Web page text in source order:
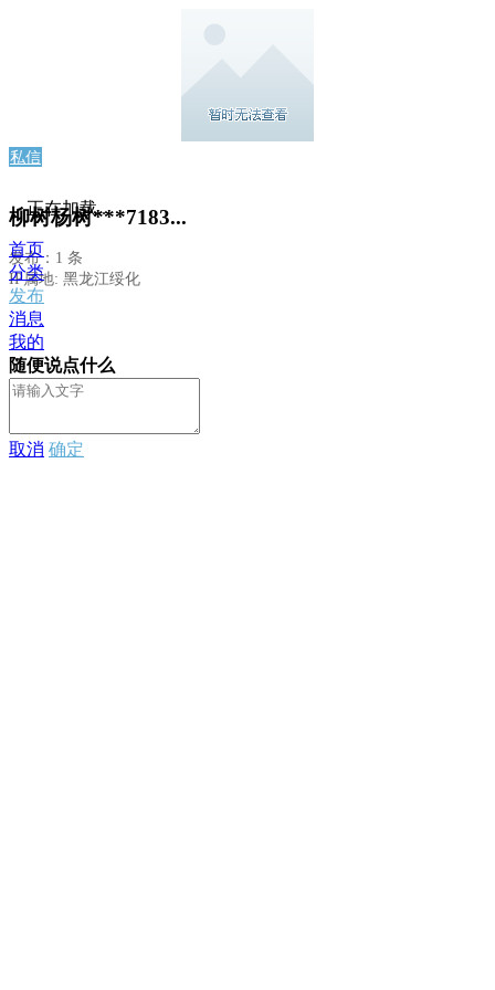
私信
柳树杨树***7183...
发布：1 条
IP属地: 黑龙江绥化
正在加载...
首页
分类
发布
消息
我的
随便说点什么
取消 确定